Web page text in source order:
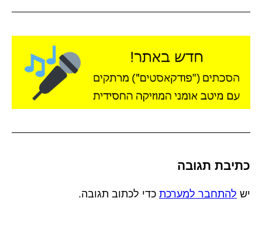
כתיבת תגובה
יש להתחבר למערכת כדי לכתוב תגובה.